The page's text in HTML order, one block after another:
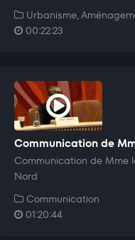
Urbanisme,
00:22:23
Communication de
Communication de Mme
Nord
Communication
01:20:44